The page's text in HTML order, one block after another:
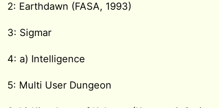
2: Earthdawn (FASA, 1993)
3: Sigmar
4: a) Intelligence
5: Multi User Dungeon